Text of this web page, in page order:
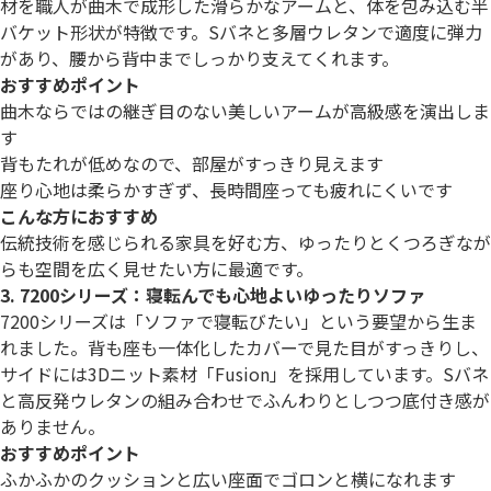
材を職人が曲木で成形した滑らかなアームと、体を包み込む半
バケット形状が特徴です。Sバネと多層ウレタンで適度に弾力
があり、腰から背中までしっかり支えてくれます。
おすすめポイント
曲木ならではの継ぎ目のない美しいアームが高級感を演出しま
す
背もたれが低めなので、部屋がすっきり見えます
座り心地は柔らかすぎず、長時間座っても疲れにくいです
こんな方におすすめ
伝統技術を感じられる家具を好む方、ゆったりとくつろぎなが
らも空間を広く見せたい方に最適です。
3. 7200シリーズ：寝転んでも心地よいゆったりソファ
7200シリーズは「ソファで寝転びたい」という要望から生ま
れました。背も座も一体化したカバーで見た目がすっきりし、
サイドには3Dニット素材「Fusion」を採用しています。Sバネ
と高反発ウレタンの組み合わせでふんわりとしつつ底付き感が
ありません。
おすすめポイント
ふかふかのクッションと広い座面でゴロンと横になれます